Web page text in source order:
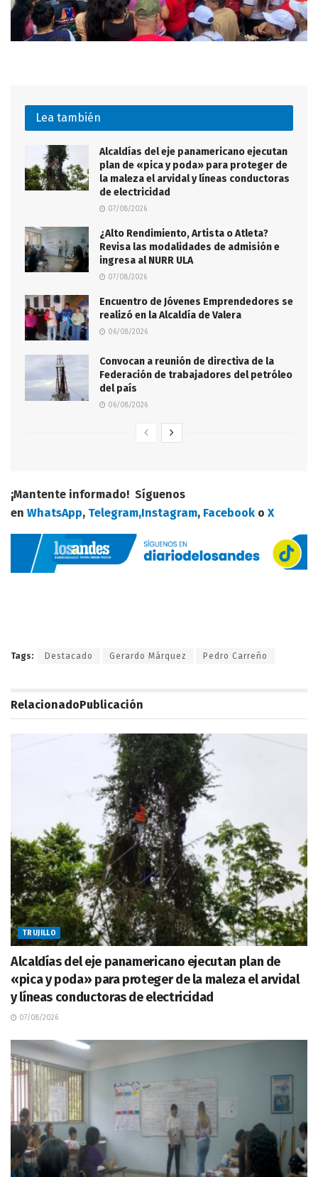
Lea también
Alcaldías del eje panamericano ejecutan
plan de «pica y poda» para proteger de
la maleza el arvidal y líneas conductoras
de electricidad
07/08/2026
¿Alto Rendimiento, Artista o Atleta?
Revisa las modalidades de admisión e
ingresa al NURR ULA
07/08/2026
Encuentro de Jóvenes Emprendedores se
realizó en la Alcaldía de Valera
06/08/2026
Convocan a reunión de directiva de la
Federación de trabajadores del petróleo
del país
06/08/2026
¡Mantente informado! Síguenos
en WhatsApp, Telegram,Instagram, Facebook o X
Tags: Destacado Gerardo Márquez Pedro Carreño
RelacionadoPublicación
TRUJILLO
Alcaldías del eje panamericano ejecutan plan de
«pica y poda» para proteger de la maleza el arvidal
y líneas conductoras de electricidad
07/08/2026